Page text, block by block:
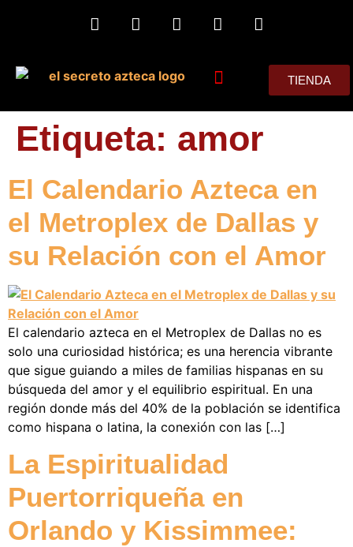
TIENDA
Etiqueta: amor
El Calendario Azteca en
el Metroplex de Dallas y
su Relación con el Amor
El calendario azteca en el Metroplex de Dallas no es
solo una curiosidad histórica; es una herencia vibrante
que sigue guiando a miles de familias hispanas en su
búsqueda del amor y el equilibrio espiritual. En una
región donde más del 40% de la población se identifica
como hispana o latina, la conexión con las […]
La Espiritualidad
Puertorriqueña en
Orlando y Kissimmee: